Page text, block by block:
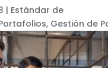
| Estándar de
, Gestión de